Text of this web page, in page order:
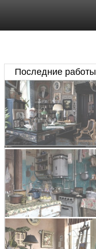
Последние работы